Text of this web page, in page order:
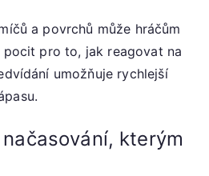
a povrchů může hráčům
pro to, jak reagovat na
umožňuje rychlejší
kterým